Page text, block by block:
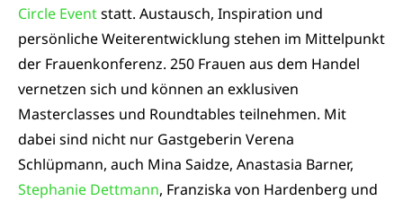
Circle Eventstatt. Austausch, Inspiration und
persönliche Weiterentwicklung stehen im Mittelpunkt
der Frauenkonferenz. 250 Frauen aus dem Handel
vernetzen sich und können an exklusiven
Masterclasses und Roundtables teilnehmen. Mit
dabei sind nicht nur Gastgeberin Verena
Schlüpmann, auch Mina Saidze, Anastasia Barner,
Stephanie Dettmann, Franziska von Hardenberg und